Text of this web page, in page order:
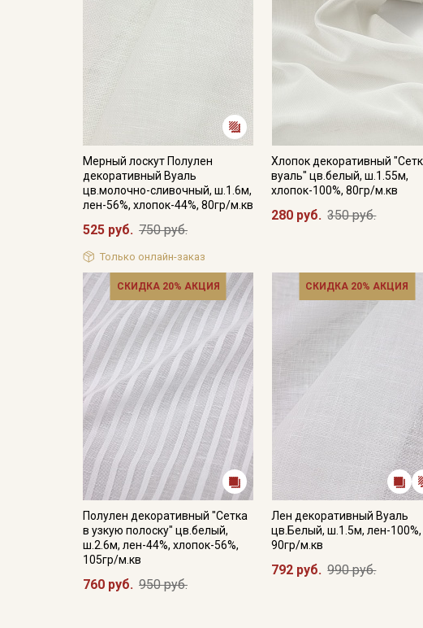
Мерный лоскут Полулен
декоративный Вуаль
цв.молочно-сливочный, ш.1.6м,
лен-56%, хлопок-44%, 80гр/м.кв
525 руб. 750 руб.
Только онлайн-заказ
Хлопок декоративный
вуаль" цв.белый, ш.1.55м,
хлопок-100%, 80гр/м.кв
280 руб. 350 руб.
СКИДКА 20% АКЦИЯ
Полулен декоративный "Сетка
в узкую полоску" цв.белый,
ш.2.6м, лен-44%, хлопок-56%,
105гр/м.кв
760 руб. 950 руб.
СКИДКА 20% АКЦИЯ
Лен декоративный Вуаль
цв.Белый, ш.1.5м, лен-100%,
90гр/м.кв
792 руб. 990 руб.